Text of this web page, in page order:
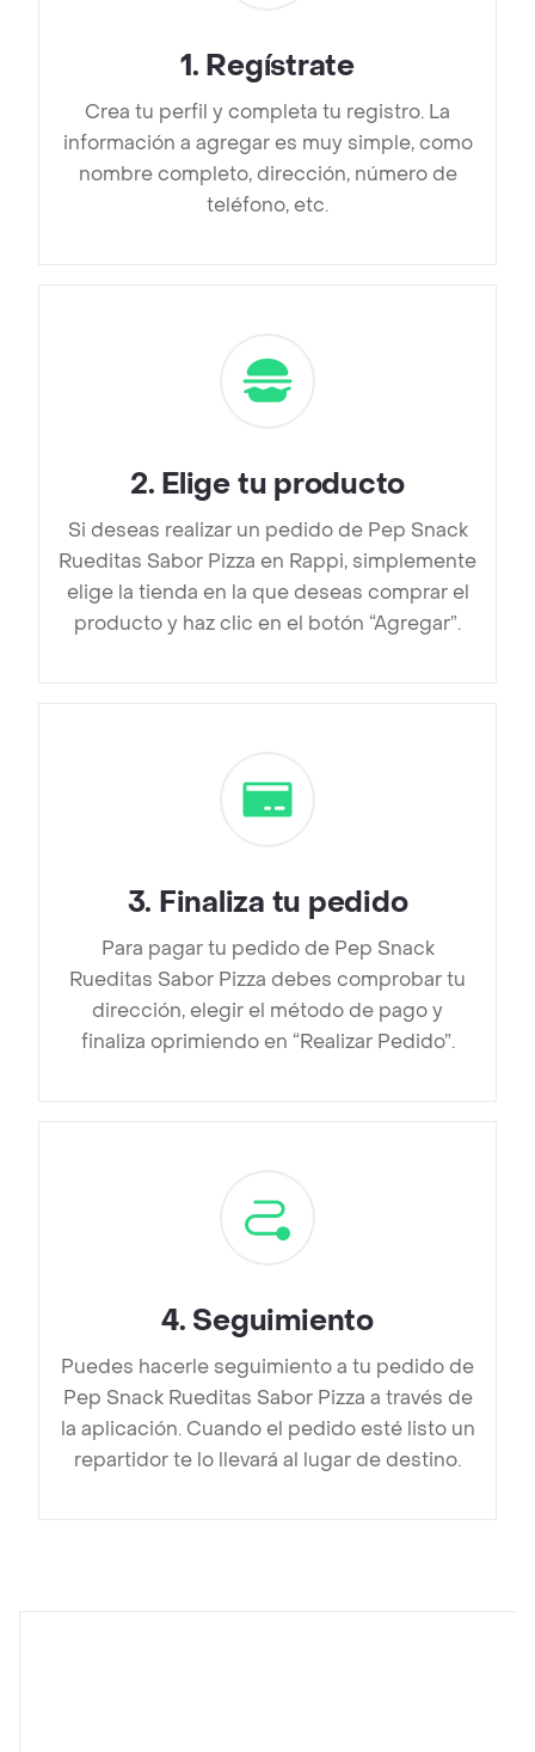
1. Regístrate
Crea tu perfil y completa tu registro. La
información a agregar es muy simple, como
nombre completo, dirección, número de
teléfono, etc.
2. Elige tu producto
Si deseas realizar un pedido de Pep Snack
Rueditas Sabor Pizza en Rappi, simplemente
elige la tienda en la que deseas comprar el
producto y haz clic en el botón “Agregar”.
3. Finaliza tu pedido
Para pagar tu pedido de Pep Snack
Rueditas Sabor Pizza debes comprobar tu
dirección, elegir el método de pago y
finaliza oprimiendo en “Realizar Pedido”.
4. Seguimiento
Puedes hacerle seguimiento a tu pedido de
Pep Snack Rueditas Sabor Pizza a través de
la aplicación. Cuando el pedido esté listo un
repartidor te lo llevará al lugar de destino.